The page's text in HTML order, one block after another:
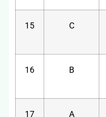
15 C
16 B
17 A